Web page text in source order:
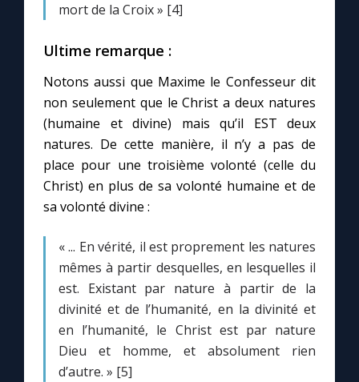
mort de la Croix » [4]
Ultime remarque :
Notons aussi que Maxime le Confesseur dit
non seulement que le Christ a deux natures
(humaine et divine) mais qu’il EST deux
natures. De cette manière, il n’y a pas de
place pour une troisième volonté (celle du
Christ) en plus de sa volonté humaine et de
sa volonté divine :
« ... En vérité, il est proprement les natures
mêmes à partir desquelles, en lesquelles il
est. Existant par nature à partir de la
divinité et de l’humanité, en la divinité et
en l’humanité, le Christ est par nature
Dieu et homme, et absolument rien
d’autre. » [5]